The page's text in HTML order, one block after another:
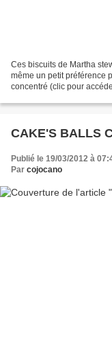
Ces biscuits de Martha
même un petit préférence
concentré (clic pour
CAKE'S BALLS
Publié le 19/03/2012 à
Par cojocano